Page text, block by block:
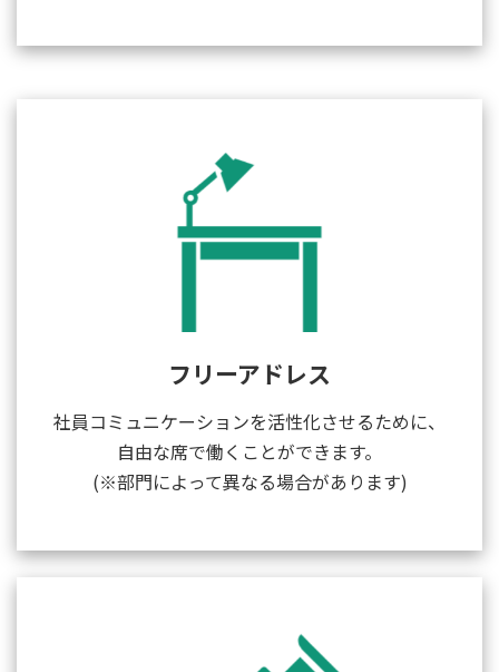
フリーアドレス
社員コミュニケーションを活性化させるために、
自由な席で働くことができます。
(※部門によって異なる場合があります)